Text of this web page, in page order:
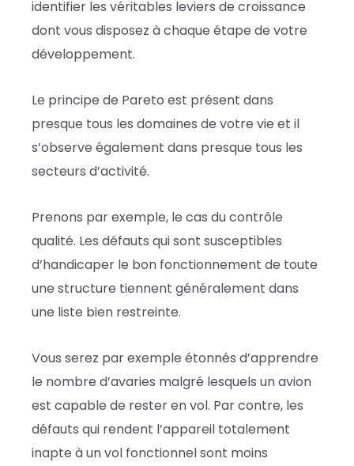
identifier les véritables leviers de croissance
dont vous disposez à chaque étape de votre
développement.
Le principe de Pareto est présent dans
presque tous les domaines de votre vie et il
s’observe également dans presque tous les
secteurs d’activité.
Prenons par exemple, le cas du contrôle
qualité. Les défauts qui sont susceptibles
d’handicaper le bon fonctionnement de toute
une structure tiennent généralement dans
une liste bien restreinte.
Vous serez par exemple étonnés d’apprendre
le nombre d’avaries malgré lesquels un avion
est capable de rester en vol. Par contre, les
défauts qui rendent l’appareil totalement
inapte à un vol fonctionnel sont moins